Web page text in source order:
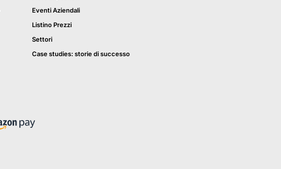
Eventi Aziendali
Listino Prezzi
Settori
Case studies: storie di successo